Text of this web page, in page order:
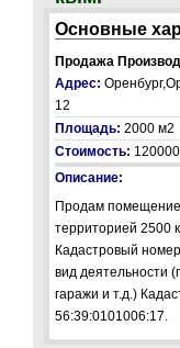
Основные
Продажа
Адрес:
12
Площадь: 2000 м2
Стоимость:
Описание:
Продам помещение
территорией 2500
Кадастровый
вид деятельности
гаражи и т.д.)
56:39:0101006:17.